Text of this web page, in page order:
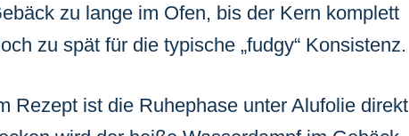
zu lange im Ofen, bis der Kern komplett
zu spät für die typische „fudgy“ Konsistenz.
Rezept ist die Ruhephase unter Alufolie direkt